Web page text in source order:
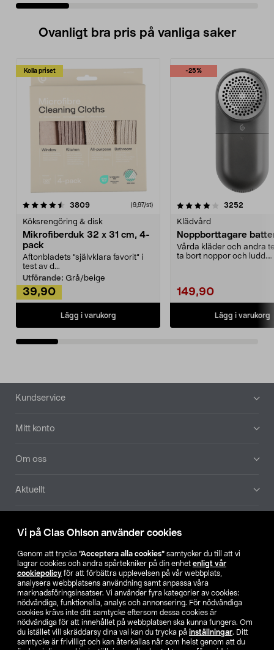
Vi på Clas Ohlson använder cookies
Genom att trycka ”Acceptera alla cookies” samtycker du till att vi
lagrar cookies och andra spårtekniker på din enhet enligt vår
cookiepolicy för att förbättra upplevelsen på vår webbplats,
analysera webbplatsens användning samt anpassa våra
marknadsföringsinsatser. Vi använder fyra kategorier av cookies:
nödvändiga, funktionella, analys och annonsering. För nödvändiga
cookies krävs inte ditt samtycke eftersom dessa cookies är
nödvändiga för att innehållet på webbplatsen ska kunna fungera. Om
du istället vill skräddarsy dina val kan du trycka på inställningar. Ditt
samtycke är frivilligt och kan återkallas när som helst genom att du
Ovanligt bra pris på vanliga saker
Kolla priset
3809recensioner (9,97/st)
Köksrengöring & disk
Mikrofiberduk 32 x 31 cm, 4-
pack
Aftonbladets "självklara favorit” i
test av d...
Utförande: Grå/beige
39,90
Lägg i varukorg
-25%
4.0av 5 stjärnor 3252
Klädvård
Noppborttagare
Vårda kläder och andra
ta bort noppor och ludd.
149,90
Lägg i varukorg
4.5av 5 stjärnor
Sidfot
Kundservice
Mitt konto
Om oss
Aktuellt
Hitta butik
SE NO FI